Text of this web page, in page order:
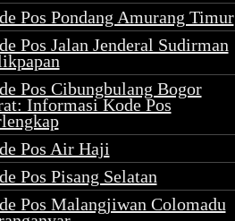
Pos Pondang Amurang Timur
Pos Jalan Jenderal Sudirman
Pos Cibungbulang Bogor
Informasi Kode Pos
Pos Air Haji
Pos Pisang Selatan
Pos Malangjiwan Colomadu